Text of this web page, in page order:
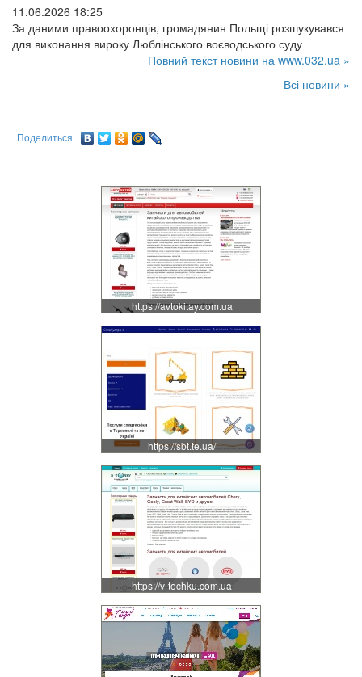
11.06.2026 18:25
За даними правоохоронців, громадянин Польщі розшукувався
для виконання вироку Люблінського воєводського суду
Повний текст новини на www.032.ua »
Всі новини »
Поделиться
https://avtokitay.com.ua
https://sbt.te.ua/
https://v-tochku.com.ua